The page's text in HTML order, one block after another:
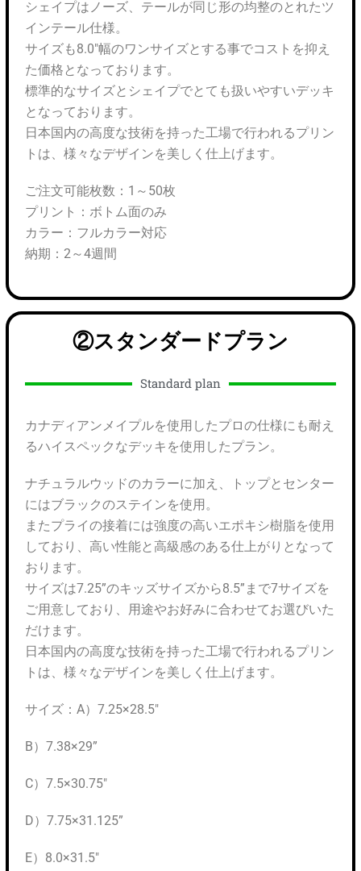
シェイプはノーズ、テールが同じ形の均整のとれたツ
インテール仕様。
サイズも8.0″幅のワンサイズとする事でコストを抑え
た価格となっております。
標準的なサイズとシェイプでとても扱いやすいデッキ
となっております。
日本国内の高度な技術を持った工場で行われるプリン
トは、様々なデザインを美しく仕上げます。
ご注文可能枚数：1～50枚
プリント：ボトム面のみ
カラー：フルカラー対応
納期：2～4週間
②スタンダードプラン
Standard plan
カナディアンメイプルを使用したプロの仕様にも耐え
るハイスペックなデッキを使用したプラン。
ナチュラルウッドのカラーに加え、トップとセンター
にはブラックのステインを使用。
またプライの接着には強度の高いエポキシ樹脂を使用
しており、高い性能と高級感のある仕上がりとなって
おります。
サイズは7.25”のキッズサイズから8.5”まで7サイズを
ご用意しており、用途やお好みに合わせてお選びいた
だけます。
日本国内の高度な技術を持った工場で行われるプリン
トは、様々なデザインを美しく仕上げます。
サイズ：A）7.25×28.5″
B）7.38×29”
C）7.5×30.75″
D）7.75×31.125”
E）8.0×31.5″